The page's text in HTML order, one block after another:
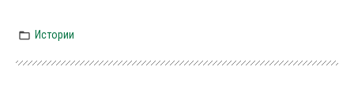
Истории